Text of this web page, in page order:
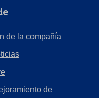
de la compañía
de